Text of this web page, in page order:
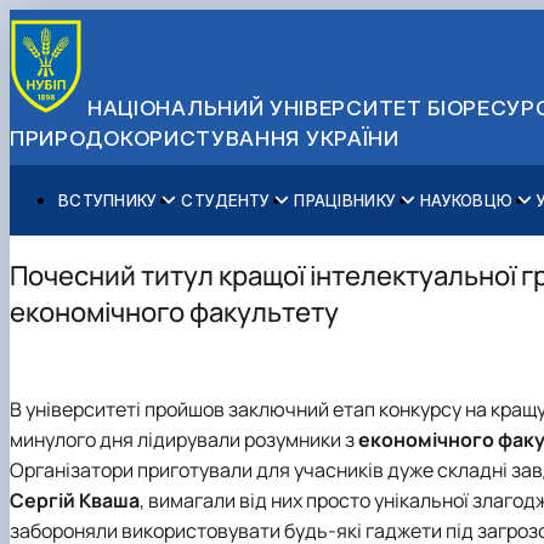
НАЦІОНАЛЬНИЙ УНІВЕРСИТЕТ
ПРИРОДОКОРИСТУВАННЯ УКРАЇНИ
ВСТУПНИКУ
Вступ до НУБіП України 2026
Приймальна комісія
Правила прийому
Для осіб з тимчасово окупованих територій
Для іноземців / For foreigners
Військова освіта
СТУДЕНТУ
Навчання
Додаткова освіта
Позанавчальна діяльність
Студентське самоврядування
ПРАЦІВНИКУ
Освітній процес
Міжнародна діяльність
Довідкова інформація
Профспілкова організація
НАУКОВЦЮ
Наукова діяльність
Аспіранту / Докторанту
Захисти дисертацій
Законодавче та нормативне забезпечення
Наукові видання
Наука для бізнесу
Управління і самоврядування
Загальна інформація
Офіційні документи
Стратегія розвитку на період 2026-2030рр.
Офіційна символіка
Антикорупційні заходи
Гендерна радниця
Контактна інформація
Почесний титул кращої інтелектуальної
економічного факультету
В університеті пройшов заключний етап конкурсу на
минулого дня лідирували розумники зекономічного
Організатори приготували для учасників дуже складні
Сергій Кваша, вимагали від них просто унікальної
забороняли використовувати будь-які гаджети під